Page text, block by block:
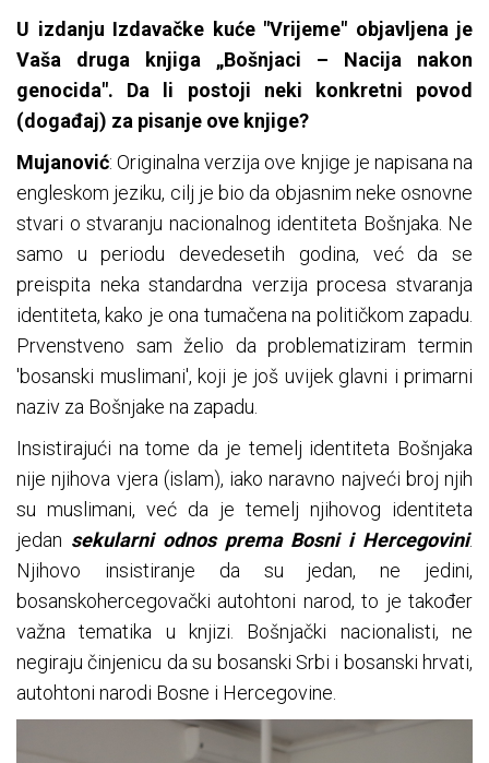
U izdanju Izdavačke kuće "Vrijeme" objavljena je
Vaša druga knjiga „Bošnjaci – Nacija nakon
genocida". Da li postoji neki konkretni povod
(događaj) za pisanje ove knjige?
Mujanović: Originalna verzija ove knjige je napisana na
engleskom jeziku, cilj je bio da objasnim neke osnovne
stvari o stvaranju nacionalnog identiteta Bošnjaka. Ne
samo u periodu devedesetih godina, već da se
preispita neka standardna verzija procesa stvaranja
identiteta, kako je ona tumačena na političkom zapadu.
Prvenstveno sam želio da problematiziram termin
'bosanski muslimani', koji je još uvijek glavni i primarni
naziv za Bošnjake na zapadu.
Insistirajući na tome da je temelj identiteta Bošnjaka
nije njihova vjera (islam), iako naravno najveći broj njih
su muslimani, već da je temelj njihovog identiteta
jedan sekularni odnos prema Bosni i Hercegovini.
Njihovo insistiranje da su jedan, ne jedini,
bosanskohercegovački autohtoni narod, to je također
važna tematika u knjizi. Bošnjački nacionalisti, ne
negiraju činjenicu da su bosanski Srbi i bosanski hrvati,
autohtoni narodi Bosne i Hercegovine.